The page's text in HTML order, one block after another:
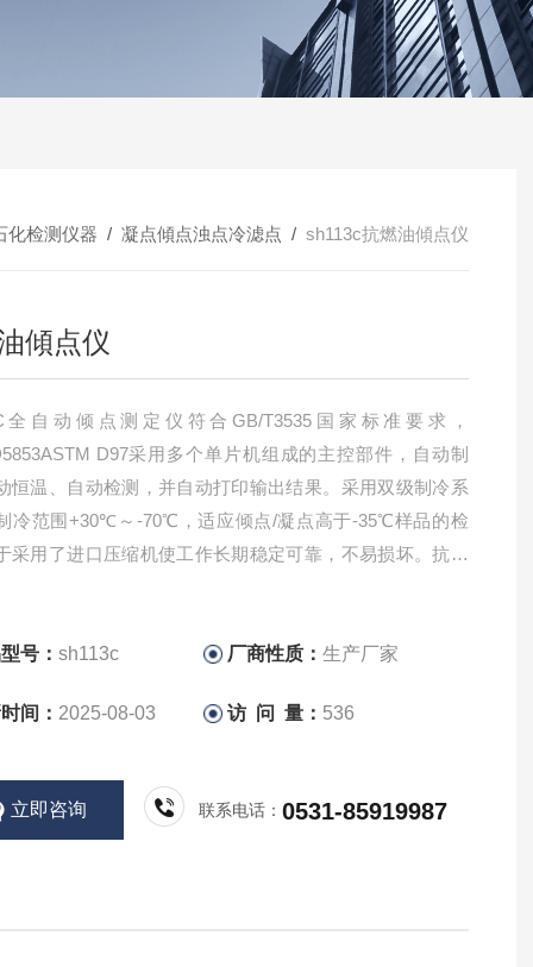
化检测仪器 / 凝点傾点浊点冷滤点 / sh113c抗燃油傾点仪
傾点仪
全自动倾点测定仪符合GB/T3535国家标准要求，
D97采用多个单片机组成的主控部件，自动制
恒温、自动检测，并自动打印输出结果。采用双级制冷系
冷范围+30℃～-70℃，适应倾点/凝点高于-35℃样品的检
采用了进口压缩机使工作长期稳定可靠，不易损坏。抗燃
号： sh113c 厂商性质：生产厂家
间： 2025-08-03 访 问 量： 536
立即咨询 联系电话：0531-85919987